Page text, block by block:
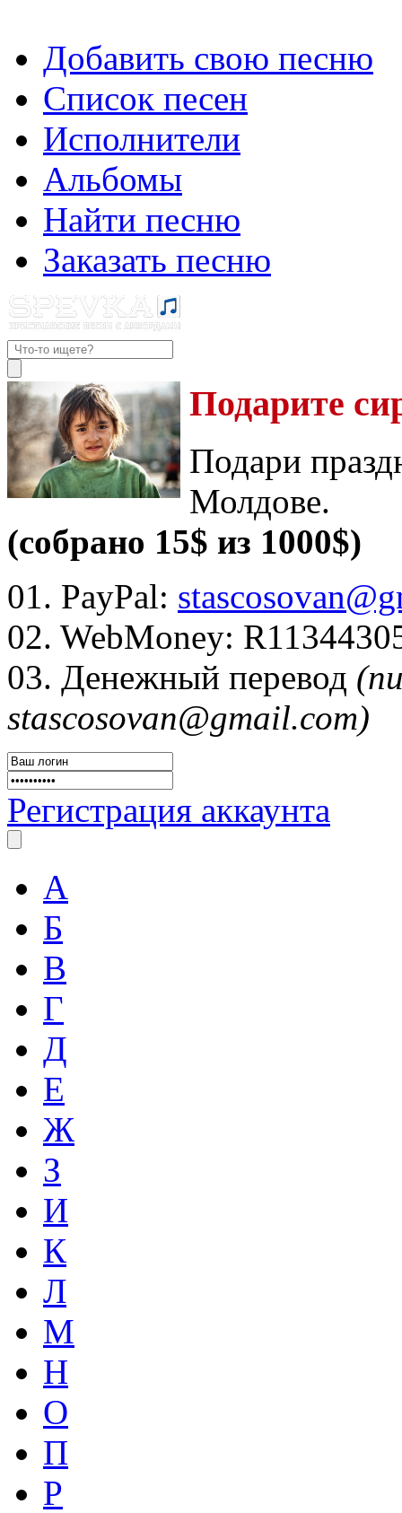
Добавить свою песню
Список песен
Исполнители
Альбомы
Найти песню
Заказать песню
Подарите
Подари
Молдове.
(собрано 15$ из 1000$)
01. PayPal:
02. WebMoney:
03. Денежный перевод
stascosovan@gmail.com)
Регистрация аккаунта
А
Б
В
Г
Д
Е
Ж
З
И
К
Л
М
Н
О
П
Р